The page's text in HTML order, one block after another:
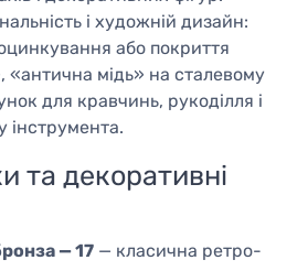
і художній дизайн:
або покриття
«антична мідь» на сталевому
для кравчинь, рукоділля і
інструмента.
та декоративні
— 17 — класична ретро-